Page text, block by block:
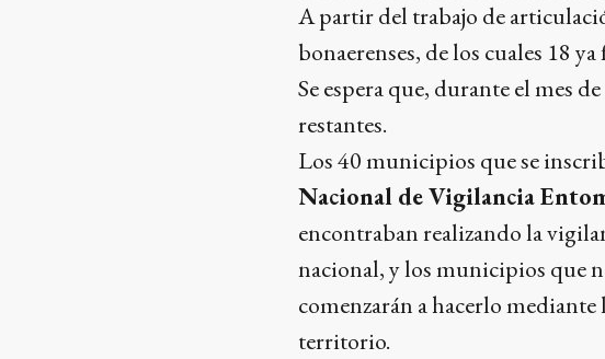
A partir del trabajo de
bonaerenses, de los cuales 18
Se espera que, durante el mes
restantes.
Los 40 municipios que se
Nacional de Vigilancia
encontraban realizando la
nacional, y los municipios que
comenzarán a hacerlo
territorio.